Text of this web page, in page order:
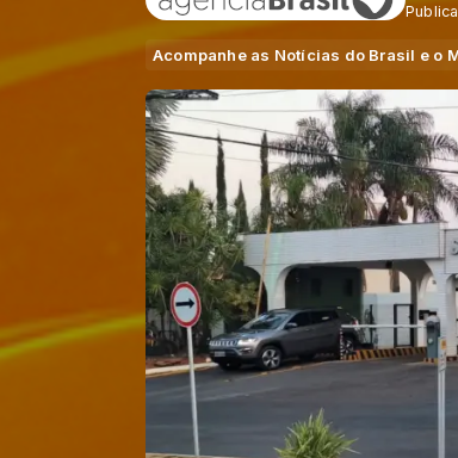
Acompanhe as Notícias do Brasil e o